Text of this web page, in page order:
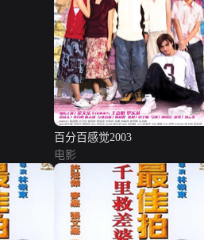
百分百感觉2003
电影